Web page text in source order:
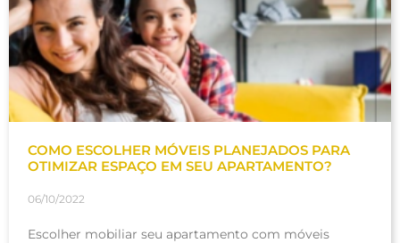
COMO ESCOLHER MÓVEIS PLANEJADOS PARA
OTIMIZAR ESPAÇO EM SEU APARTAMENTO?
06/10/2022
Escolher mobiliar seu apartamento com móveis